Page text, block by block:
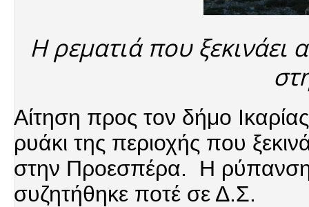
Η ρεματιά που ξεκινάει
Αίτηση προς τον δήμο
ρυάκι της περιοχής που
στην Προεσπέρα. Η ρύπανση
συζητήθηκε ποτέ σε Δ.Σ.